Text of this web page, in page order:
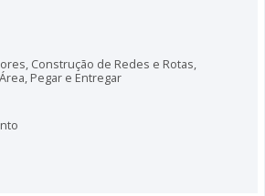
, Construção de Redes e Rotas,
, Pegar e Entregar